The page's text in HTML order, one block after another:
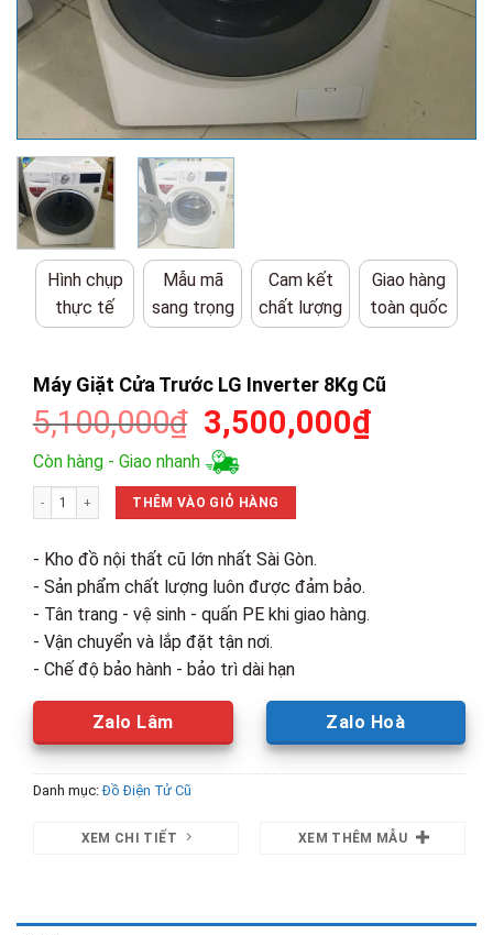
Hình chụp
thực tế
Mẫu mã
sang trọng
Cam kết
chất lượng
Giao hàng
toàn quốc
Máy Giặt Cửa Trước LG Inverter 8Kg Cũ
5,100,000₫ Giá
gốc
là:
5,100,000₫.
3,500,000₫Giá
Còn hàng - Giao nhanh
Máy Giặt Cửa Trước LG Inverter 8Kg Cũ số lượng
THÊM VÀO GIỎ HÀNG
- Kho đồ nội thất cũ lớn nhất Sài Gòn.
- Sản phẩm chất lượng luôn được đảm bảo.
- Tân trang - vệ sinh - quấn PE khi giao hàng.
- Vận chuyển và lắp đặt tận nơi.
- Chế độ bảo hành - bảo trì dài hạn
Zalo Lâm Zalo Hoà
Danh mục:Đồ Điện Tử Cũ
XEM CHI TIẾT XEM THÊM MẪU